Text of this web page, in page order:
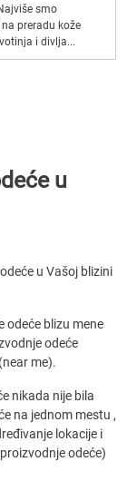
smo
preradu kože
i divlja...
u
u Vašoj blizini
odeće blizu mene
odeće
me).
nikada nije bila
na jednom mestu ,
lokacije i
odeće)